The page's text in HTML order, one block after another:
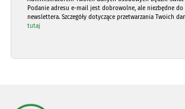
Podanie adresu e-mail jest dobrowolne, ale niezbędne
newslettera. Szczegóły dotyczące przetwarzania Twoich
tutaj